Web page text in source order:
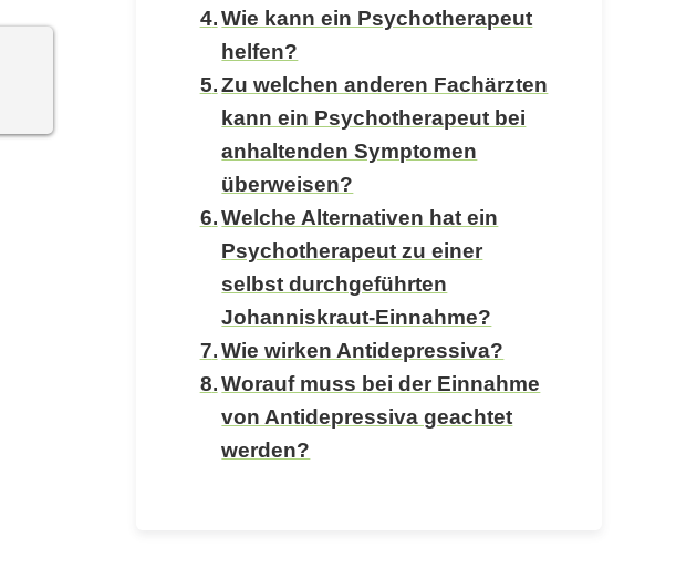
Wie kann ein Psychotherapeut
helfen?
Zu welchen anderen Fachärzten
kann ein Psychotherapeut bei
anhaltenden Symptomen
überweisen?
Welche Alternativen hat ein
Psychotherapeut zu einer
selbst durchgeführten
Johanniskraut-Einnahme?
Wie wirken Antidepressiva?
Worauf muss bei der Einnahme
von Antidepressiva geachtet
werden?